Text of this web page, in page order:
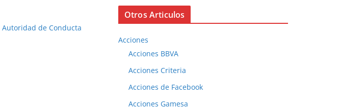
Autoridad de Conducta
Otros Articulos
Acciones
Acciones BBVA
Acciones Criteria
Acciones de Facebook
Acciones Gamesa